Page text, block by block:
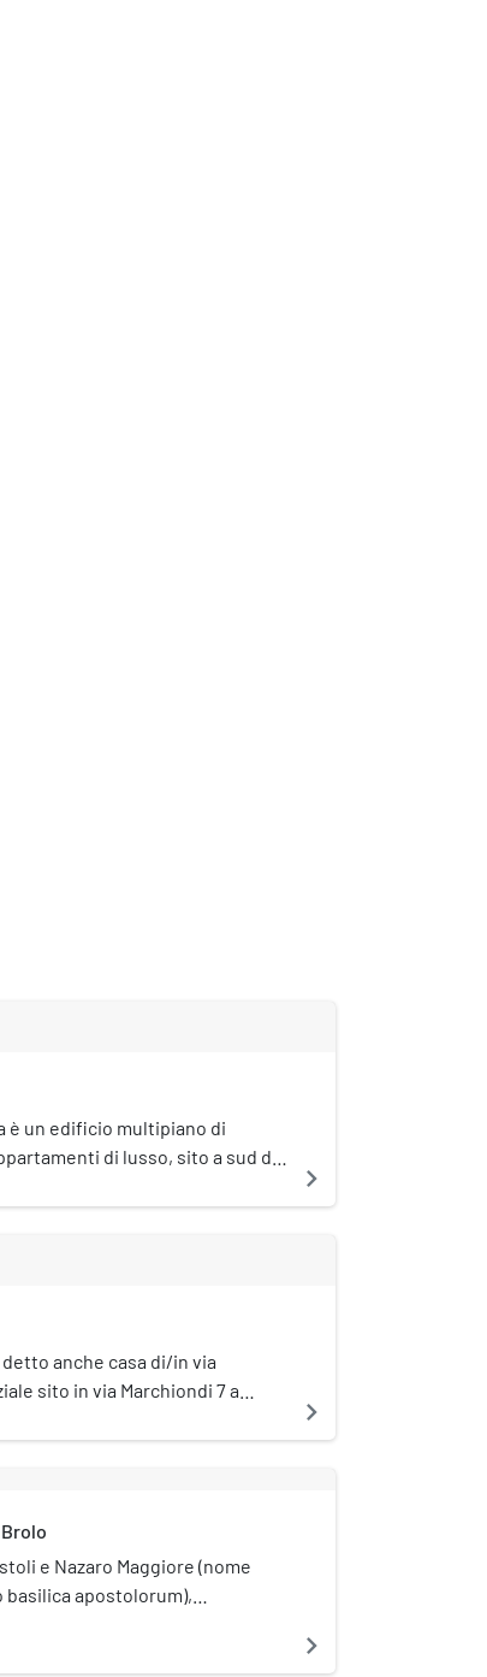
è un edificio multipiano di
di lusso, sito a sud del
su progetto di Giuseppe de
navigate_next
anche casa di/in via
sito in via Marchiondi 7 a
navigate_next
e Nazaro Maggiore (nome
apostolorum),
navigate_next